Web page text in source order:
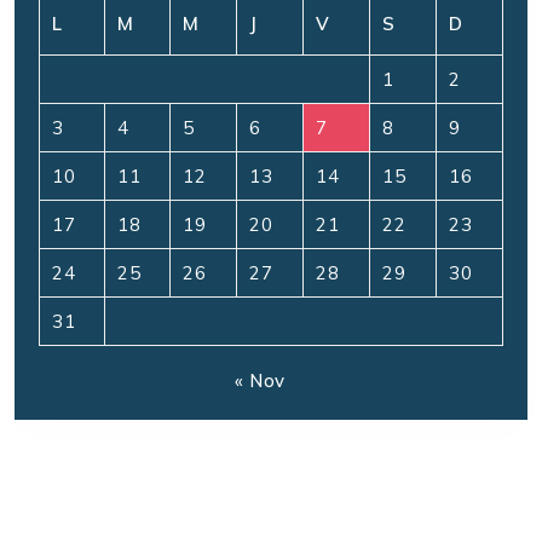
L M M J V S D
1 2
3 4 5 6 7 8 9
10 11 12 13 14 15 16
17 18 19 20 21 22 23
24 25 26 27 28 29 30
31
« Nov